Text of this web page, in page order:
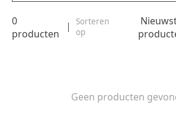
0
producten
Sorteren
op
Geen producten